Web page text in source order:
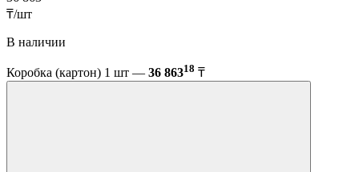
₸/шт
В наличии
Коробка (картон) 1 шт — 36 86318 ₸